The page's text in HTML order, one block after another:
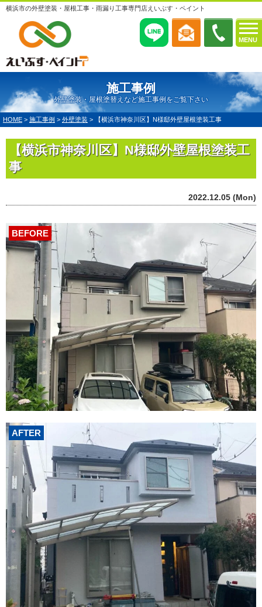
MENU
横浜市の外壁塗装・屋根工事・雨漏り工事専門店えいぶす・ペイント
施工事例
外壁塗装・屋根塗替えなど施工事例をご覧下さい
HOME > 施工事例 > 外壁塗装 > 【横浜市神奈川区】N様邸外壁屋根塗装工事
【横浜市神奈川区】N様邸外壁屋根塗装工
事
2022.12.05 (Mon)
AFTER
BEFORE